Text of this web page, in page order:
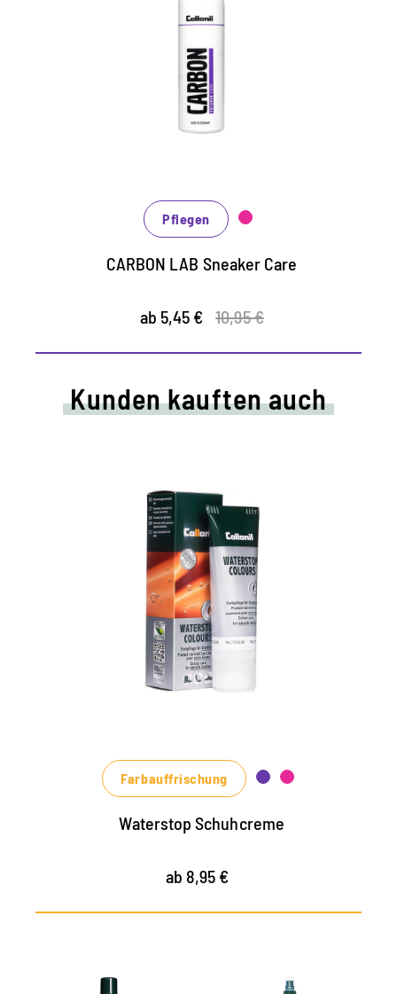
Sportschuhe
Pflege für alle Glatt- und Rauleder sowie
versorgt das Material mit wertvoller
Pflegen
CARBON LAB Sneaker Care
ab 5,45 € 10,95 €
Kunden kauften auch
Farbige Pflege- und
Imprägniercreme
pflegt alle Glattleder und HighTech-
Materialien mit Imprägnier-Effekt
nährt das Leder, hält es strapazierfähig
Farbauffrischung
Waterstop Schuhcreme
ab 8,95 €